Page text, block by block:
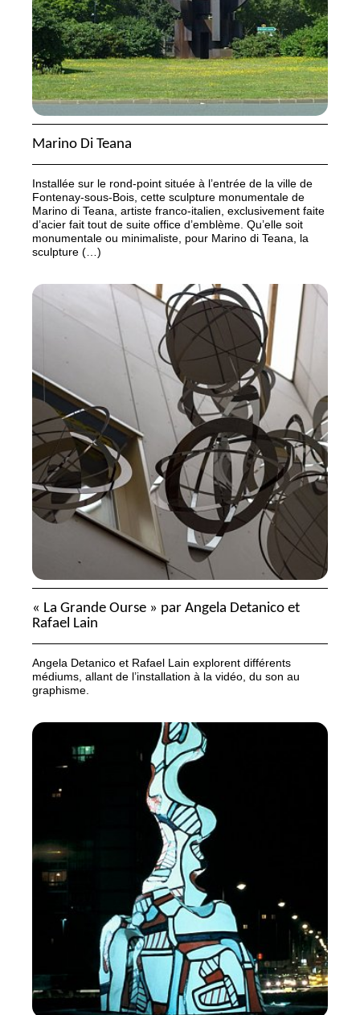
Marino Di Teana
Installée sur le rond-point située à l’entrée de la ville de
Fontenay-sous-Bois, cette sculpture monumentale de
Marino di Teana, artiste franco-italien, exclusivement faite
d’acier fait tout de suite office d’emblème. Qu’elle soit
monumentale ou minimaliste, pour Marino di Teana, la
sculpture (…)
« La Grande Ourse » par Angela Detanico et
Rafael Lain
Angela Detanico et Rafael Lain explorent différents
médiums, allant de l’installation à la vidéo, du son au
graphisme.